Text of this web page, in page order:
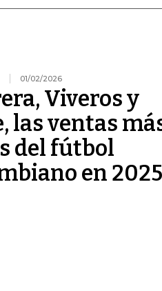
01/02/2026
Viveros y
las ventas
del fútbol
en 2025